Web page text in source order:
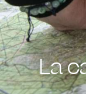
La